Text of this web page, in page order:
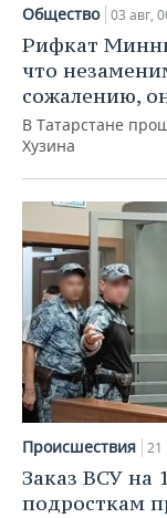
НЕФТЕХИМИЯ
НЕФТЬ
ОПК
ЭНЕРГЕТИКА
РОЗНИЧНАЯ
ТРАНСПОРТ
УСЛУГИ
НОВОСТИ
IT
МЕДИА
МЕРОПРИЯТИЯ
НОВОСТИ
ВЫЕЗДНАЯ
ONLINE-
ОТКРЫТАЯ
СПОРТ
НОВОСТИ
ХОККЕЙ
БАСКЕТБОЛ
ВОЛЕЙБОЛ
КИБЕРСПОРТ
ФИГУРНОЕ
ВОДНЫЕ ВИДЫ
ОБЩЕСТВО
ВЛАСТЬ
ИСТОРИЯ
КУЛЬТУРА
МЕДИЦИНА
ОБРАЗОВАНИЕ
СЮЖЕТЫ
СПРАВОЧНИК
СПИСОК ПЕРСОН
СПИСОК
ПОЛНАЯ ВЕРСИЯ
Общество 03 авг,
Рифкат
что
сожалению,
В Татарстане
Хузина
Происшествия 21
Заказ ВСУ на
подросткам